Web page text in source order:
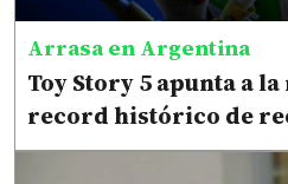
Arrasa en Argentina
Toy Story 5 apunta a
record histórico de